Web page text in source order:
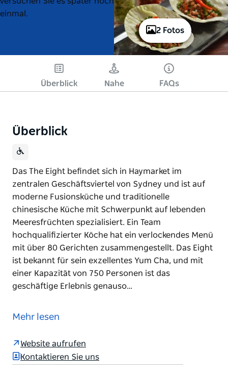
2 Fotos
einmal.
Überblick Nahe FAQs
Überblick
Das The Eight befindet sich in Haymarket im
zentralen Geschäftsviertel von Sydney und ist auf
moderne Fusionsküche und traditionelle
chinesische Küche mit Schwerpunkt auf lebenden
Meeresfrüchten spezialisiert. Ein Team
hochqualifizierter Köche hat ein verlockendes Menü
mit über 80 Gerichten zusammengestellt. Das Eight
ist bekannt für sein exzellentes Yum Cha, und mit
einer Kapazität von 750 Personen ist das
geschäftige Erlebnis genauso…
zentralen Geschäftsviertel von Sydney und ist auf
Meeresfrüchten spezialisiert. Ein Team
hochqualifizierter Köche hat ein verlockendes Menü
Mehr lesen
Website aufrufen
Kontaktieren Sie uns